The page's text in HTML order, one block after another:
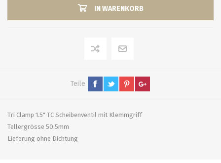
IN WARENKORB
Teile
Tri Clamp 1.5" TC Scheibenventil mit Klemmgriff
Tellergrösse 50.5mm
Lieferung ohne Dichtung